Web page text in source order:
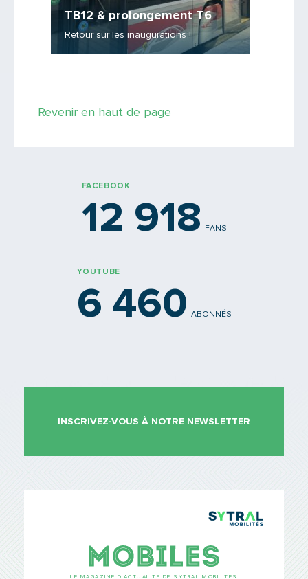
TB12 & prolongement T6
Retour sur les inaugurations !
Revenir en haut de page
FACEBOOK
12 918 FANS
YOUTUBE
6 460 ABONNÉS
INSCRIVEZ-VOUS À NOTRE NEWSLETTER
LE MAGAZINE D’ACTUALITÉ DE SYTRAL MOBILITÉS